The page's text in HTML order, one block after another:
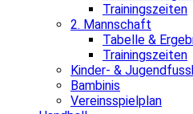
Trainingszeiten
2. Mannschaft
Tabelle &
Trainingszeiten
Kinder- &
Bambinis
Vereinsspielplan